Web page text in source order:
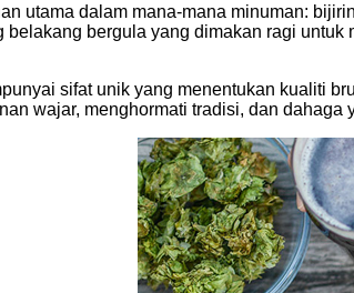
utama dalam mana-mana minuman:
belakang bergula yang dimakan ragi
sifat unik yang menentukan kualiti
wajar, menghormati tradisi, dan